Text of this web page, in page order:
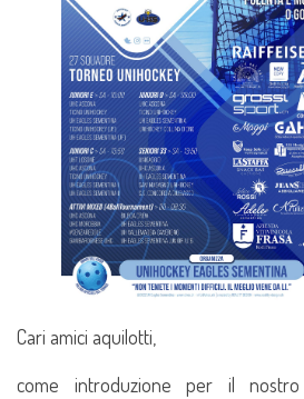
Cari amici aquilotti,
come introduzione per il nostro